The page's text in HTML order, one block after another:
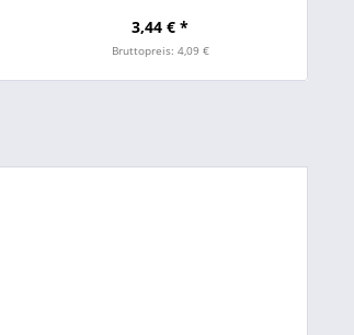
3,44 € *
Bruttopreis: 4,09 €